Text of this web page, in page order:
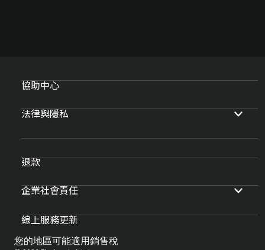
協助中心
法律與隱私
退款
企業社會責任
線上服務更新
您的地區可能適用銷售稅